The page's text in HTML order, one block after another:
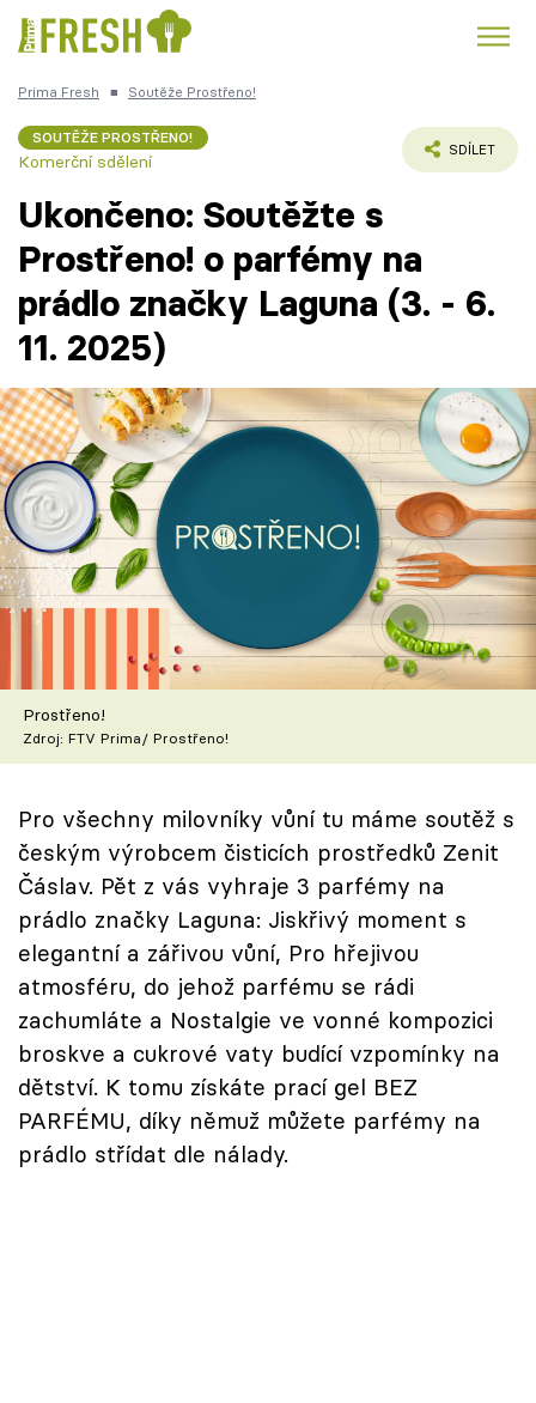
Česká kuchyně
Témata
Recepty
Články
TV Program
Škola vaření
Recepty z TV
Speciál: Cuketa
Těhotnej kuchař
Přihlášení
Sledujte nás
Prima Fresh ■ Soutěže Prostřeno!
SOUTĚŽE PROSTŘENO!
Komerční sdělení
SDÍLET
Ukončeno: Soutěžte s
Prostřeno! o parfémy na
prádlo značky Laguna (3. - 6.
11. 2025)
Prostřeno!
Zdroj: FTV Prima/ Prostřeno!
Pro všechny milovníky vůní tu máme soutěž s
českým výrobcem čisticích prostředků Zenit
Čáslav. Pět z vás vyhraje 3 parfémy na
prádlo značky Laguna: Jiskřivý moment s
elegantní a zářivou vůní, Pro hřejivou
atmosféru, do jehož parfému se rádi
zachumláte a Nostalgie ve vonné kompozici
broskve a cukrové vaty budící vzpomínky na
dětství. K tomu získáte prací gel BEZ
PARFÉMU, díky němuž můžete parfémy na
prádlo střídat dle nálady.